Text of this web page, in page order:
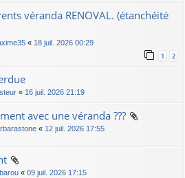
véranda RENOVAL. (étanchéité
« 18 juil. 2026 00:29
1 2
« 16 juil. 2026 21:19
avec une véranda ???
« 12 juil. 2026 17:55
« 09 juil. 2026 17:15